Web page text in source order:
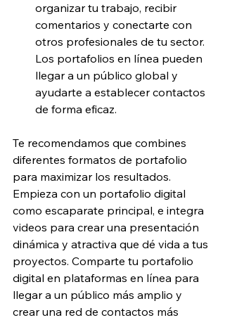
organizar tu trabajo, recibir
comentarios y conectarte con
otros profesionales de tu sector.
Los portafolios en línea pueden
llegar a un público global y
ayudarte a establecer contactos
de forma eficaz.
Te recomendamos que combines
diferentes formatos de portafolio
para maximizar los resultados.
Empieza con un portafolio digital
como escaparate principal, e integra
videos para crear una presentación
dinámica y atractiva que dé vida a tus
proyectos. Comparte tu portafolio
digital en plataformas en línea para
llegar a un público más amplio y
crear una red de contactos más